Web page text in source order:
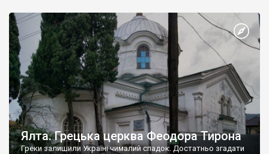
Ялта. Грецька церква Феодора Тирона
Греки залишили Україні чималий спадок. Достатньо згадати